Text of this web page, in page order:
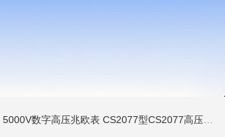
5000V数字高压兆欧表 CS2077型CS2077高压兆欧表校验仪